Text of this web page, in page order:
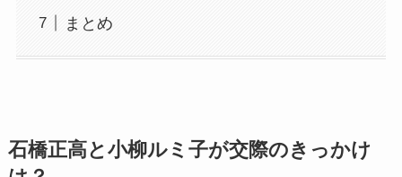
まとめ
石橋正高と小柳ルミ子が交際のきっかけ